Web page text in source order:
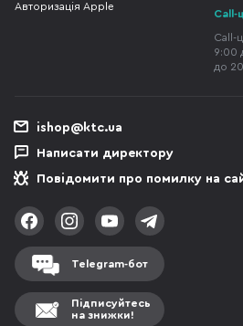
Авторизація Apple
Call-
Call-
9:00
до
ishop@ktc.ua
Написати директору
Повідомити про помилку на
Telegram-бот
Підписуйтесь
на знижки!